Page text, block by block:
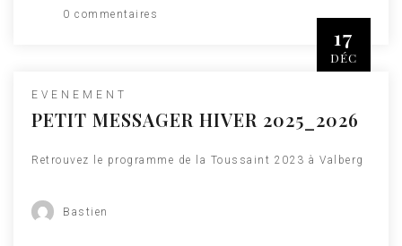
0 commentaires
17
DÉC
EVENEMENT
PETIT MESSAGER HIVER 2025_2026
Retrouvez le programme de la Toussaint 2023 à Valberg
Bastien